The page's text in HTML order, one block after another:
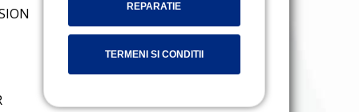
REPARATIE
TERMENI SI CONDITII